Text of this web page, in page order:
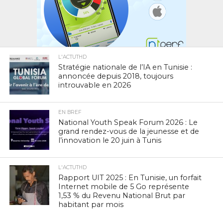
L'ACTUTHD
Stratégie nationale de l’IA en Tunisie :
annoncée depuis 2018, toujours
introuvable en 2026
EN BREF
National Youth Speak Forum 2026 : Le
grand rendez-vous de la jeunesse et de
l’innovation le 20 juin à Tunis
L'ACTUTHD
Rapport UIT 2025 : En Tunisie, un forfait
Internet mobile de 5 Go représente
1,53 % du Revenu National Brut par
habitant par mois